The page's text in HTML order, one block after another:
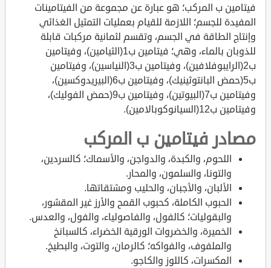
فيتامين ب المركب؛ هو عبارة عن مجموعة من الفيتامينات
المفيدة للجسم؛ اللازمة للقيام بعمليات التمثيل الغذائي
وإنتاج الطاقة في الجسم، وتقسم لثمانية مركبات قابلة
للذوبان بالماء، وهي؛ فيتامين ب1(الثيامين)، وفيتامين
ب2(الرايبوفلافين)، وفيتامين ب3(النياسين)، وفيتامين
ب5(حمض البانتوثينيك)، وفيتامين ب6(البيريدوكسين)،
وفيتامين ب7(البيوتين)، وفيتامين ب9(حمض الفوليك)،
وفيتامين ب12(السيانوكوبالامين).
مصادر فيتامين ب المركب
اللحوم، والكبدة، والدواجن، والأسماك؛ كالسردين،
والتونا، والسلمون، والمحار.
الألبان، والأجبان، والحليب ومشتقاتها.
الحبوب الكاملة، كحبوب القمح والأرز غير المقشور،
والبقوليات؛ كالفول، والفاصولياء، والفول، والعدس.
الخميرة، والخضروات الورقية الخضراء، كالسبانخ
والملفوف، والفواكه؛ كالرمان، والتوت، والبطيخ.
المكسرات، كاللوز والكاجو.